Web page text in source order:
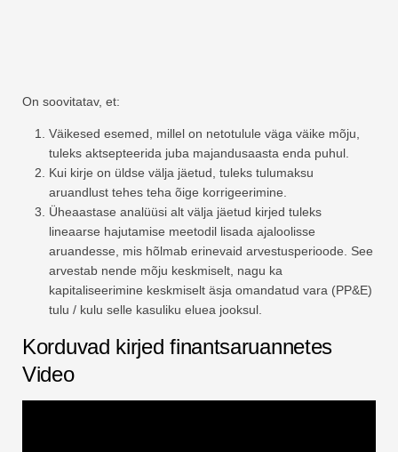
On soovitatav, et:
Väikesed esemed, millel on netotulule väga väike mõju,
tuleks aktsepteerida juba majandusaasta enda puhul.
Kui kirje on üldse välja jäetud, tuleks tulumaksu
aruandlust tehes teha õige korrigeerimine.
Üheaastase analüüsi alt välja jäetud kirjed tuleks
lineaarse hajutamise meetodil lisada ajaloolisse
aruandesse, mis hõlmab erinevaid arvestusperioode. See
arvestab nende mõju keskmiselt, nagu ka
kapitaliseerimine keskmiselt äsja omandatud vara (PP&E)
tulu / kulu selle kasuliku eluea jooksul.
Korduvad kirjed finantsaruannetes
Video